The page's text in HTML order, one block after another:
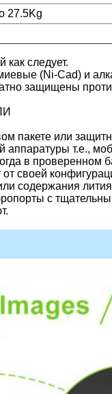
27.5Kg
следует.
(Ni-Cad) и
защищены
пакете или
аппаратуры т.е.,
в проверенном
своей
содержания
с